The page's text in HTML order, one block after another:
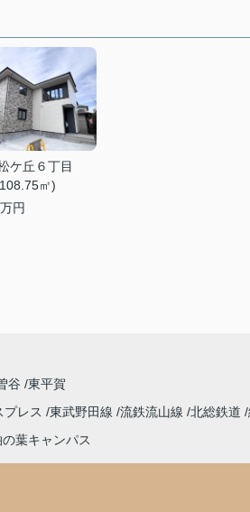
ケ丘６丁目
㎡)
万円
谷 東平賀
プレス 東武野田線 流鉄流山線 北総鉄道
の葉キャンパス